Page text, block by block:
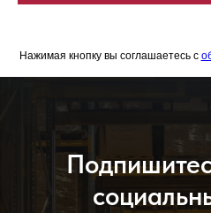
Нажимая кнопку вы соглашаетесь с